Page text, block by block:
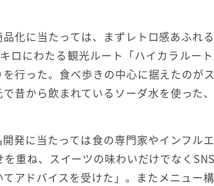
化に当たっては、まずレトロ感あふれ
ロにわたる観光ルート「ハイカラルー
行った。食べ歩きの中心に据えたのが
昔から飲まれているソーダ水を使った
発に当たっては食の専門家やインフル
重ね、スイーツの味わいだけでなく
アドバイスを受けた」。またメニュー